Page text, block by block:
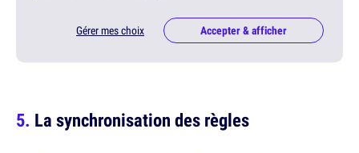
Gérer mes choix Accepter & afficher
La synchronisation des règles